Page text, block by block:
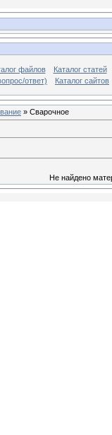
файлов
Каталог статей
ответ)
Каталог сайтов
» Сварочное
Не найдено